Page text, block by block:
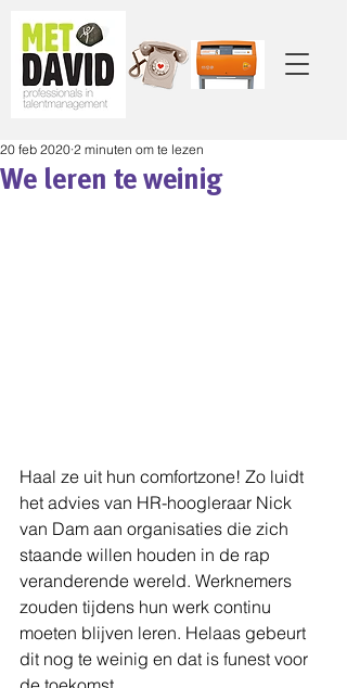
We leren te weinig
20 feb 2020 2 minuten om te lezen
Haal ze uit hun comfortzone! Zo luidt
het advies van HR-hoogleraar Nick
van Dam aan organisaties die zich
staande willen houden in de rap
veranderende wereld. Werknemers
zouden tijdens hun werk continu
moeten blijven leren. Helaas gebeurt
dit nog te weinig en dat is funest voor